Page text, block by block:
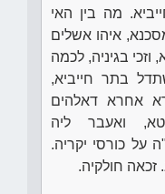
מה בין האי
איהו אשלים
וזכי בגיניה, לכמה
בתר חייביא,
אחרא דאלהים
ואעבר ליה
על כורסי יקריה.
חולקיה.